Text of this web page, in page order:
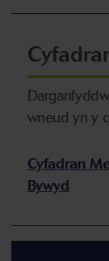
wneud yn y
Cyfadran
Bywyd